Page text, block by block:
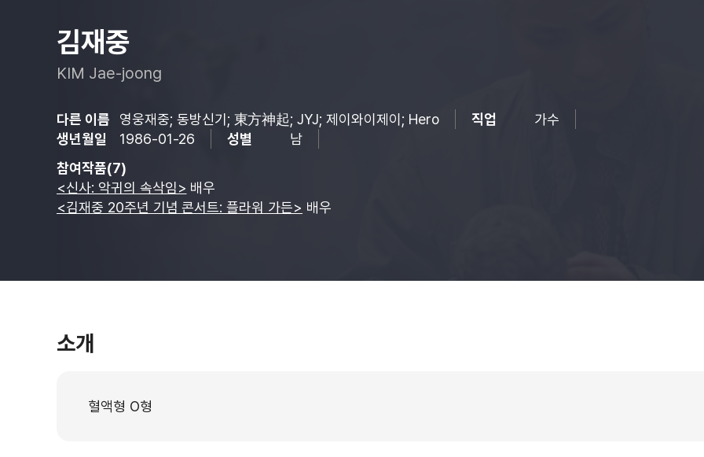
김재중
KIM Jae-joong
다른 이름 영웅재중; 동방신기; 東方神起; JYJ; 제이와이제이; Hero 직업
가수
생년월일
1986-01-26 성별
남
참여작품(7)
<신사: 악귀의 속삭임> 배우
<김재중 20주년 기념 콘서트: 플라워 가든> 배우
소개
혈액형 O형